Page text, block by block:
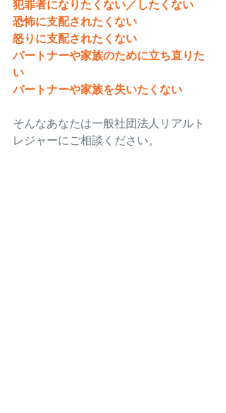
犯罪者になりたくない／したくない
恐怖に支配されたくない
怒りに支配されたくない
パートナーや家族のために立ち直りた
い
パートナーや家族を失いたくない
そんなあなたは一般社団法人リアルト
レジャーにご相談ください。